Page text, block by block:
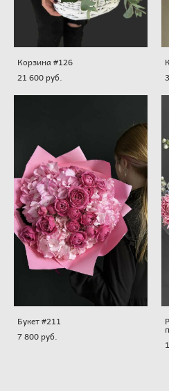
Корзина #126
21 600 pуб.
Букет #211
7 800 pуб.